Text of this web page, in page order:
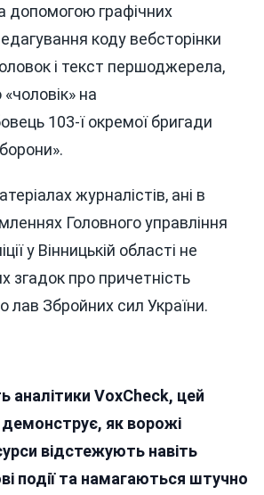
допомогою графічних
коду вебсторінки
і текст першоджерела,
на
103-ї окремої бригади
журналістів, ані в
Головного управління
у Вінницькій області не
згадок про причетність
лав Збройних сил України.
аналітики VoxCheck, цей
як ворожі
відстежують навіть
події та намагаються штучно